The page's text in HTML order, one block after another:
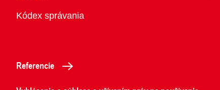
Kódex správania
Referencie